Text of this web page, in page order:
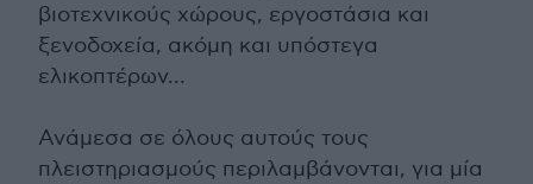
βιοτεχνικούς χώρους, εργοστάσια και
ξενοδοχεία, ακόμη και υπόστεγα
ελικοπτέρων...
Ανάμεσα σε όλους αυτούς τους
πλειστηριασμούς περιλαμβάνονται, για μία